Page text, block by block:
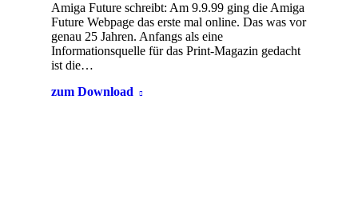
Amiga Future schreibt: Am 9.9.99 ging die Amiga
Future Webpage das erste mal online. Das was vor
genau 25 Jahren. Anfangs als eine
Informationsquelle für das Print-Magazin gedacht
ist die…
zum Download